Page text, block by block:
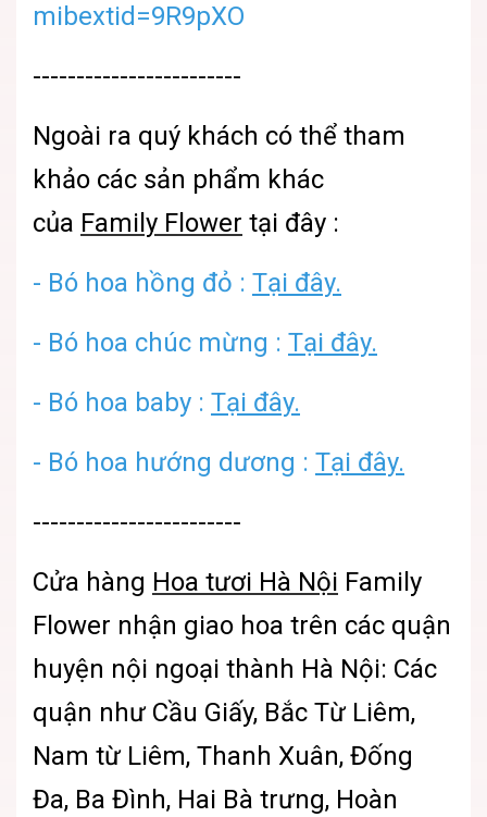
mibextid=9R9pXO
------------------------
Ngoài ra quý khách có thể tham
khảo các sản phẩm khác
của Family Flower tại đây :
- Bó hoa hồng đỏ : Tại đây.
- Bó hoa chúc mừng : Tại đây.
- Bó hoa baby : Tại đây.
- Bó hoa hướng dương : Tại đây.
------------------------
Cửa hàng Hoa tươi Hà Nội Family
Flower nhận giao hoa trên các quận
huyện nội ngoại thành Hà Nội: Các
quận như Cầu Giấy, Bắc Từ Liêm,
Nam từ Liêm, Thanh Xuân, Đống
Đa, Ba Đình, Hai Bà trưng, Hoàn